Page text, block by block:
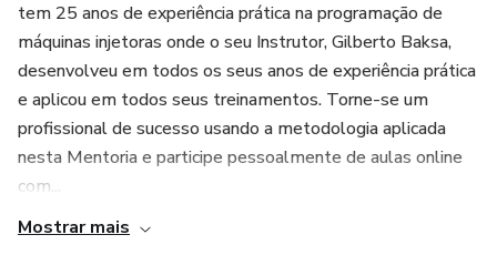
tem 25 anos de experiência prática na programação de
máquinas injetoras onde o seu Instrutor, Gilberto Baksa,
desenvolveu em todos os seus anos de experiência prática
e aplicou em todos seus treinamentos. Torne-se um
profissional de sucesso usando a metodologia aplicada
nesta Mentoria e participe pessoalmente de aulas online
com...
Mostrar mais